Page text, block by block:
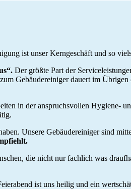
ist unser Kerngeschäft und so
Der größte Part der
Gebäudereiniger dauert im Übrigen
in der anspruchsvollen Hygiene-
Unsere Gebäudereiniger sind
die nicht nur fachlich was
ist uns heilig und ein